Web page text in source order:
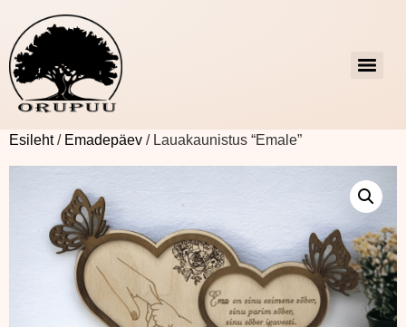
Esileht/ Emadepäev / Lauakaunistus “Emale”